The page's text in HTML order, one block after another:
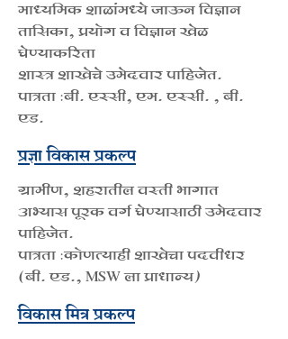
माध्यमिक शाळांमध्ये जाऊन विज्ञान
तासिका, प्रयोग व विज्ञान खेळ
घेण्याकरिता
​शास्त्र शाखेचे उमेदवार पाहिजेत.
पात्रता :बी. एस्सी, एम. एस्सी. , बी.
एड.
प्रज्ञा विकासप्रकल्प
ग्रामीण, शहरातील वस्ती भागात
अभ्यास पूरक वर्ग घेण्यासाठी उमेदवार
पाहिजेत.
पात्रता :कोणत्याही शाखेचा पदवीधर
(बी. एड., MSWला प्राधान्य)
विकास मित्र प्रकल्प